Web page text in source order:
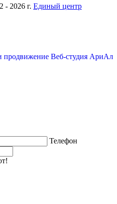
- 2026 г. Единый центр
Телефон